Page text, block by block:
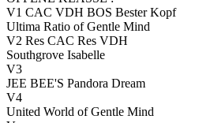
V1 CAC VDH BOS Bester Kopf
Ultima Ratio of Gentle Mind
V2 Res CAC Res VDH
Southgrove Isabelle
V3
JEE BEE'S Pandora Dream
V4
United World of Gentle Mind